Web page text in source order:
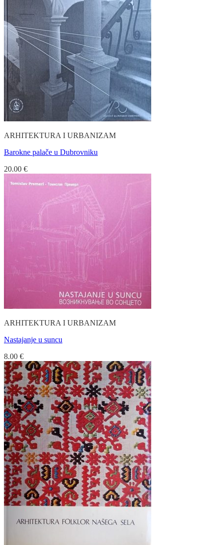
ARHITEKTURA I URBANIZAM
Barokne palače u Dubrovniku
20.00 €
ARHITEKTURA I URBANIZAM
Nastajanje u suncu
8.00 €